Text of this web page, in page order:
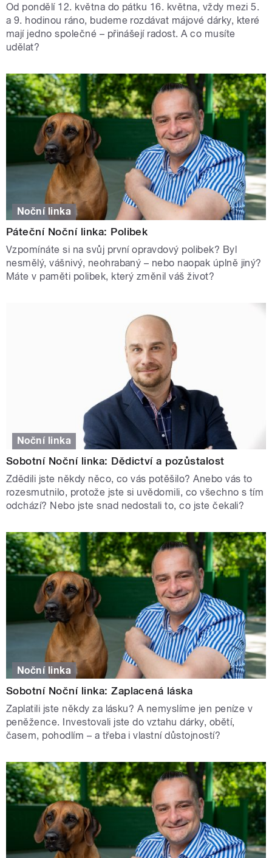
Od pondělí 12. května do pátku 16. května, vždy mezi 5.
a 9. hodinou ráno, budeme rozdávat májové dárky, které
mají jedno společné – přinášejí radost. A co musíte
udělat?
Noční linka
Páteční Noční linka: Polibek
Vzpomínáte si na svůj první opravdový polibek? Byl
nesmělý, vášnivý, neohrabaný – nebo naopak úplně jiný?
Máte v paměti polibek, který změnil váš život?
Noční linka
Sobotní Noční linka: Dědictví a pozůstalost
Zdědili jste někdy něco, co vás potěšilo? Anebo vás to
rozesmutnilo, protože jste si uvědomili, co všechno s tím
odchází? Nebo jste snad nedostali to, co jste čekali?
Noční linka
Sobotní Noční linka: Zaplacená láska
Zaplatili jste někdy za lásku? A nemyslíme jen peníze v
peněžence. Investovali jste do vztahu dárky, obětí,
časem, pohodlím – a třeba i vlastní důstojností?